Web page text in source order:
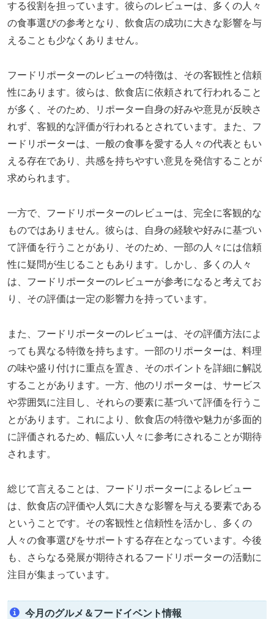
する役割を担っています。彼らのレビューは、多くの人々
の食事選びの参考となり、飲食店の成功に大きな影響を与
えることも少なくありません。
フードリポーターのレビューの特徴は、その客観性と信頼
性にあります。彼らは、飲食店に依頼されて行われること
が多く、そのため、リポーター自身の好みや意見が反映さ
れず、客観的な評価が行われるとされています。また、フ
ードリポーターは、一般の食事を愛する人々の代表ともい
える存在であり、共感を持ちやすい意見を発信することが
求められます。
一方で、フードリポーターのレビューは、完全に客観的な
ものではありません。彼らは、自身の経験や好みに基づい
て評価を行うことがあり、そのため、一部の人々には信頼
性に疑問が生じることもあります。しかし、多くの人々
は、フードリポーターのレビューが参考になると考えてお
り、その評価は一定の影響力を持っています。
また、フードリポーターのレビューは、その評価方法によ
っても異なる特徴を持ちます。一部のリポーターは、料理
の味や盛り付けに重点を置き、そのポイントを詳細に解説
することがあります。一方、他のリポーターは、サービス
や雰囲気に注目し、それらの要素に基づいて評価を行うこ
とがあります。これにより、飲食店の特徴や魅力が多面的
に評価されるため、幅広い人々に参考にされることが期待
されます。
総じて言えることは、フードリポーターによるレビュー
は、飲食店の評価や人気に大きな影響を与える要素である
ということです。その客観性と信頼性を活かし、多くの
人々の食事選びをサポートする存在となっています。今後
も、さらなる発展が期待されるフードリポーターの活動に
注目が集まっています。
今月のグルメ＆フードイベント情報